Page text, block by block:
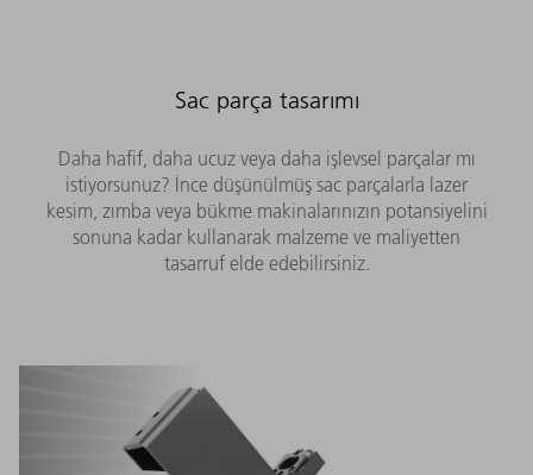
Sac parça tasarımı
Daha hafif, daha ucuz veya daha işlevsel parçalar mı
istiyorsunuz? İnce düşünülmüş sac parçalarla lazer
kesim, zımba veya bükme makinalarınızın potansiyelini
sonuna kadar kullanarak malzeme ve maliyetten
tasarruf elde edebilirsiniz.